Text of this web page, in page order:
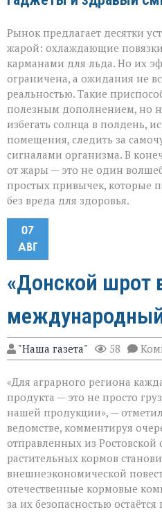
Рынок предлагает десятки
жарой: охлаждающие
карманами для льда. Но их
ограничена, а ожидания не
реальностью. Такие
полезным дополнением, но
избегать солнца в полдень,
помещения, следить за
сигналами организма. В
от жары — это не один
простых привычек, которые
без вреда для здоровья.
07
АВГ
«Донской шрот
"Наша газета" 58
«Для аграрного региона
продукта — это не просто
нашей продукции», —
ведомстве, комментируя
отправленных из Ростовской
растительных кормов
внешнеэкономической
отечественные кормовые
за их безопасностью